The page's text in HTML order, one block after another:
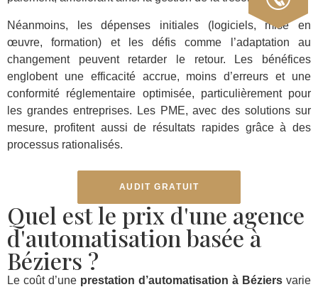
Néanmoins, les dépenses initiales (logiciels, mise en
œuvre, formation) et les défis comme l’adaptation au
changement peuvent retarder le retour. Les bénéfices
englobent une efficacité accrue, moins d’erreurs et une
conformité réglementaire optimisée, particulièrement pour
les grandes entreprises. Les PME, avec des solutions sur
mesure, profitent aussi de résultats rapides grâce à des
processus rationalisés.
AUDIT GRATUIT
Quel est le prix d'une agence
d'automatisation basée à
Béziers ?
Le coût d’une prestation d’automatisation à Béziers varie